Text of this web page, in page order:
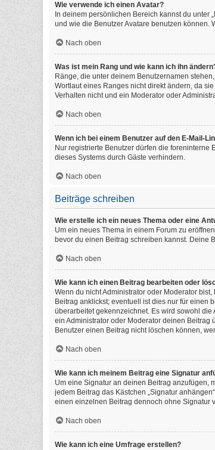
Wie verwende ich einen Avatar?
In deinem persönlichen Bereich kannst du unter
und wie die Benutzer Avatare benutzen können.
Nach oben
Was ist mein Rang und wie kann ich ihn
Ränge, die unter deinem Benutzernamen
Wortlaut eines Ranges nicht direkt ändern, da
Verhalten nicht und ein Moderator oder
Nach oben
Wenn ich bei einem Benutzer auf den E-Mail-
Nur registrierte Benutzer dürfen die
dieses Systems durch Gäste verhindern.
Nach oben
Beiträge schreiben
Wie erstelle ich ein neues Thema oder eine
Um ein neues Thema in einem Forum zu
bevor du einen Beitrag schreiben kannst. Deine
Nach oben
Wie kann ich einen Beitrag bearbeiten oder
Wenn du nicht Administrator oder Moderator
Beitrag anklickst; eventuell ist dies nur für einen
überarbeitet gekennzeichnet. Es wird sowohl
ein Administrator oder Moderator deinen Beitrag
Benutzer einen Beitrag nicht löschen können,
Nach oben
Wie kann ich meinem Beitrag eine Signatur
Um eine Signatur an deinen Beitrag anzufügen,
jedem Beitrag das Kästchen „Signatur
einen einzelnen Beitrag dennoch ohne Signatur
Nach oben
Wie kann ich eine Umfrage erstellen?